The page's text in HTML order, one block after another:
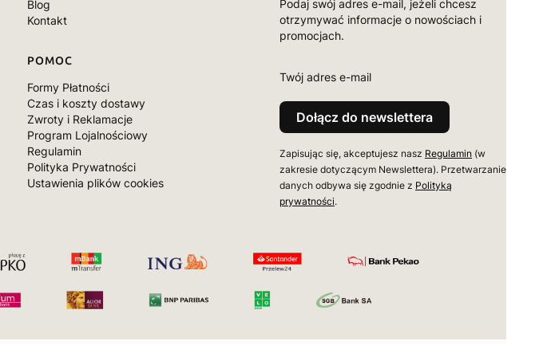
Blog
Kontakt
POMOC
Formy Płatności
Czas i koszty dostawy
Zwroty i Reklamacje
Program Lojalnościowy
Regulamin
Polityka Prywatności
Ustawienia plików cookies
Podaj swój adres e-mail, jeżeli chcesz
otrzymywać informacje o nowościach i
promocjach.
Twój adres e-mail
Dołącz do newslettera
Zapisując się, akceptujesz nasz Regulamin (w
zakresie dotyczącym Newslettera). Przetwarzanie
danych odbywa się zgodnie z Polityką
prywatności.